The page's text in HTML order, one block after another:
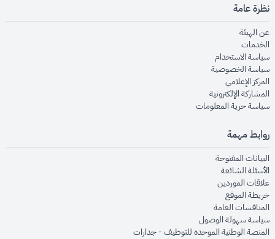
نظرة عامة
عن الهيئةopens in new window
الخدماتopens in new window
سياسة الاستخدام
سياسة الخصوصيةopens in new window
المركز الإعلاميopens in new window
المشاركة الإلكترونيةopens in new window
سياسة حرية المعلوماتopens in new window
روابط مهمة
البيانات المفتوحةopens in new window
الأسئلة الشائعةopens in new window
علاقات الموردينopens in new window
خريطة الموقعopens in new window
المنافسات العامةopens in new window
سياسة سهولة الوصولopens in new window
المنصة الوطنية الموحدة للتوظيف - جداراتopens in new window